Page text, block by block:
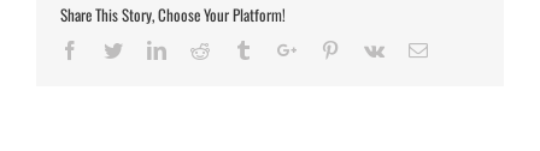
Share This Story, Choose Your Platform!
Facebook
TwitterLinkedinReddit TumblrGoogle+Pinterest
Vk Email